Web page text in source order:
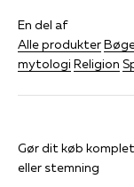
En del af
Alle produkter
mytologi Religion
Gør dit køb
eller stemning